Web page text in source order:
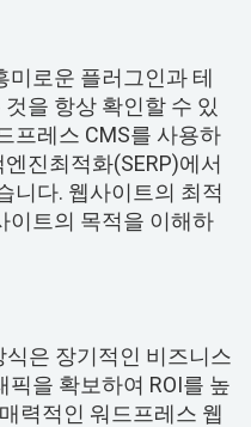
미로운 플러그인과 테
을 항상 확인할 수 있
프레스 CMS를 사용하
진최적화(SERP)에서
니다. 웹사이트의 최적
이트의 목적을 이해하
식은 장기적인 비즈니스
을 확보하여 ROI를 높
력적인 워드프레스 웹